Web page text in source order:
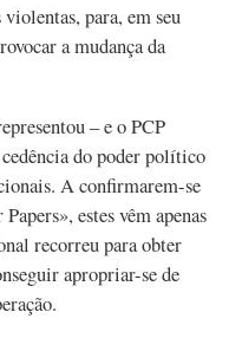
para, em seu
a mudança da
– e o PCP
do poder político
A confirmarem-se
estes vêm apenas
recorreu para obter
apropriar-se de